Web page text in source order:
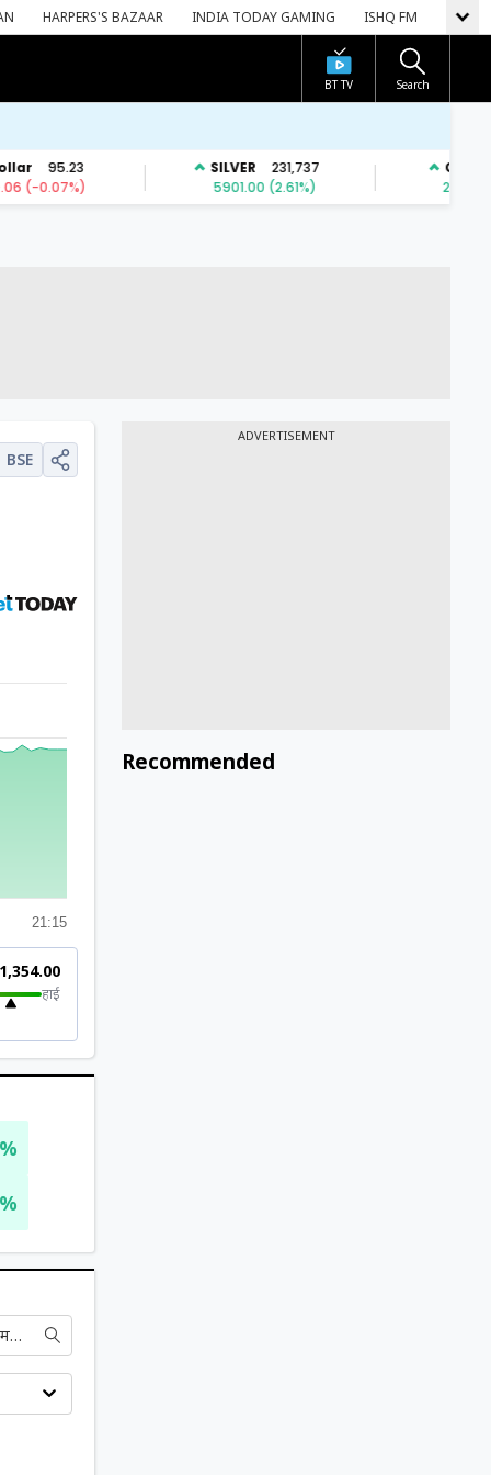
HARPERS'S BAZAAR INDIA TODAY GAMING ISHQ FM
BT TV Search
BSE
21:15
हाई
₹1,354.00
हिन्दुस्तान पेट्रोलियम कोर्पोरेशन लिमिटेड
ADVERTISEMENT
Recommended